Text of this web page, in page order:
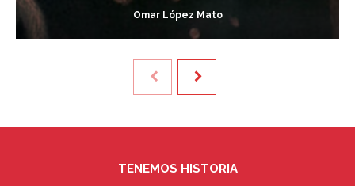
Omar López Mato
TENEMOS HISTORIA